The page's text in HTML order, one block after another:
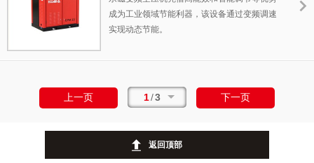
成为工业领域节能利器，该设备通过变频调速
实现动态节能。
上一页 1/3 下一页
返回顶部